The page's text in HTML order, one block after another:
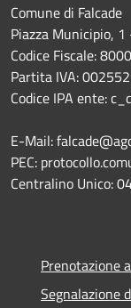
Comune di Falcade
Piazza Municipio,
Codice Fiscale:
Partita IVA:
Codice IPA ente:
E-Mail:
PEC:
Centralino Unico:
Prenotazione
Segnalazione